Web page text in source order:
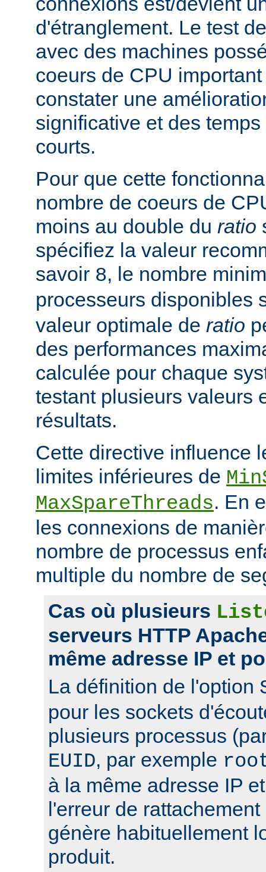
d'étranglement. Le test
avec des machines
coeurs de CPU
constater une
significative et des
courts.
Pour que cette
nombre de coeurs de
moins au double du ratio
spécifiez la valeur
savoir 8, le nombre
processeurs disponibles
valeur optimale de ratio
des performances
calculée pour chaque
testant plusieurs valeurs
résultats.
Cette directive influence
limites inférieures de
MaxSpareThreads. En
les connexions de
nombre de processus
multiple du nombre de
Cas où plusieurs
serveurs HTTP
même adresse IP et
La définition de l'option
pour les sockets
plusieurs processus
EUID, par exemple
à la même adresse IP
l'erreur de
génère habituellement
produit.